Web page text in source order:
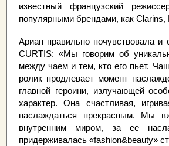
известный французский
популярными брендами, как Clarins,
Ариан правильно почувствовала и
CURTIS: «Мы говорим об
между чаем и тем, кто его пьет.
ролик продлевает момент
главной героини, излучающей
характер. Она счастливая,
наслаждаться прекрасным. Мы
внутренним миром, за ее
придерживалась «fashion&beauty»